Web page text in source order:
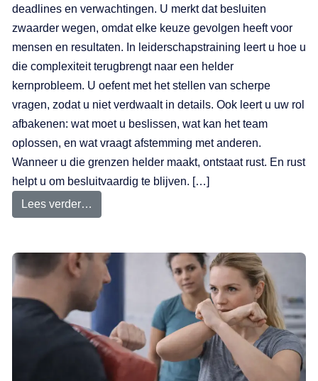
deadlines en verwachtingen. U merkt dat besluiten
zwaarder wegen, omdat elke keuze gevolgen heeft voor
mensen en resultaten. In leiderschapstraining leert u hoe u
die complexiteit terugbrengt naar een helder
kernprobleem. U oefent met het stellen van scherpe
vragen, zodat u niet verdwaalt in details. Ook leert u uw rol
afbakenen: wat moet u beslissen, wat kan het team
oplossen, en wat vraagt afstemming met anderen.
Wanneer u die grenzen helder maakt, ontstaat rust. En rust
helpt u om besluitvaardig te blijven. […]
Lees verder…